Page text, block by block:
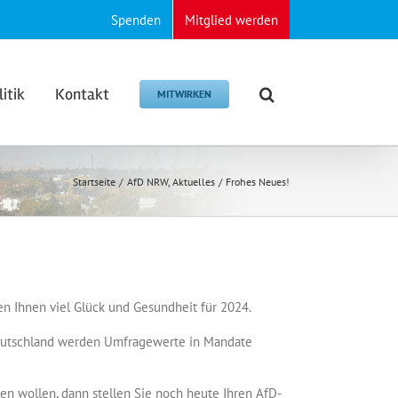
Spenden Mitglied werden
Kontakt MITWIRKEN
Startseite AfD NRW Aktuelles Frohes Neues!
Ihnen viel Glück und Gesundheit für 2024.
werden Umfragewerte in Mandate
wollen, dann stellen Sie noch heute Ihren AfD-